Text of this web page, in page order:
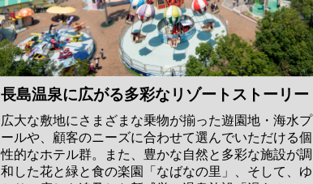
長島温泉に広がる多彩なリゾートストーリー
広大な敷地にさまざまな乗物が揃った遊園地・海水プ
ールや、顧客のニーズに合わせて選んでいただける個
性的なホテル群。また、豊かな自然と多彩な施設が調
和した花と緑と食の楽園「なばなの里」、そして、ゆ